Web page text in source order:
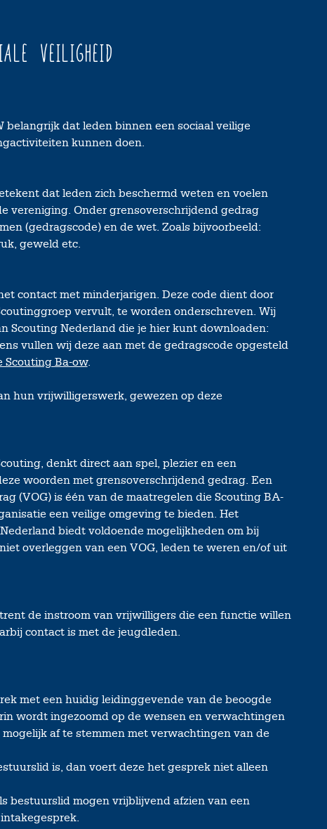
Veiligheid
belangrijk dat leden binnen een sociaal veilige
kunnen doen.
dat leden zich beschermd weten en voelen
vereniging. Onder grensoverschrijdend gedrag
(gedragscode) en de wet. Zoals bijvoorbeeld:
geweld etc.
contact met minderjarigen. Deze code dient door
vervult, te worden onderschreven. Wij
Scouting Nederland die je hier kunt downloaden:
vullen wij deze aan met de gedragscode opgesteld
Scouting Ba-ow.
hun vrijwilligerswerk, gewezen op deze
denkt direct aan spel, plezier en een
woorden met grensoverschrijdend gedrag. Een
(VOG) is één van de maatregelen die Scouting BA-
een veilige omgeving te bieden. Het
biedt voldoende mogelijkheden om bij
overleggen van een VOG, leden te weren en/of uit
de instroom van vrijwilligers die een functie willen
contact is met de jeugdleden.
met een huidig leidinggevende van de beoogde
wordt ingezoomd op de wensen en verwachtingen
af te stemmen met verwachtingen van de
is, dan voert deze het gesprek niet alleen
bestuurslid mogen vrijblijvend afzien van een